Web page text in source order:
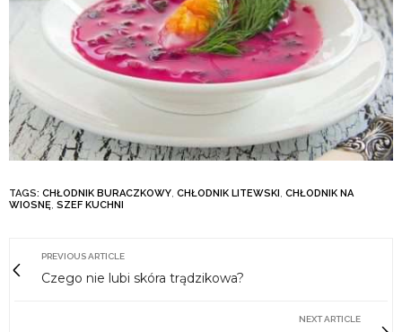
TAGS: CHŁODNIK BURACZKOWY, CHŁODNIK LITEWSKI , CHŁODNIK NA
WIOSNĘ, SZEF KUCHNI
PREVIOUS ARTICLE
Czego nie lubi skóra trądzikowa?
NEXT ARTICLE